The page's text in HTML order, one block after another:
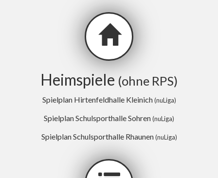
Heimspiele (ohne RPS)
Spielplan Hirtenfeldhalle Kleinich(nuLiga)
Spielplan Schulsporthalle Sohren(nuLiga)
Spielplan Schulsporthalle Rhaunen(nuLiga)